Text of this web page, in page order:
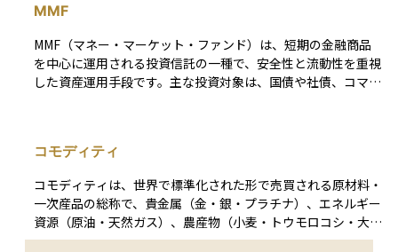
引コストが高くなるため、売買のタイミングには注意が必要で
がりやすく、反対に、取引が活発な市場ではスプレッドが狭く
なる傾向があります。そのため、スプレッドの大きさは、市場
の流動性や取引コストを判断する一つの指標となります。
MMF
MMF（マネー・マーケット・ファンド）は、短期の金融商品
を中心に運用される投資信託の一種で、安全性と流動性を重視
した資産運用手段です。主な投資対象は、国債や社債、コマー
短期的な資金管理に適しています。日本では、かつて円建ての
クから、2017年までに各運用会社が償還を決定し、現在では
提供されていません。一方、外貨建てのMMFは引き続き販売
されており、2025年1月末時点での残高は約2.7兆円と報告さ
コモディティ
コモディティは、世界で標準化された形で売買される原材料・
一次産品の総称で、貴金属（金・銀・プラチナ）、エネルギー
資源（原油・天然ガス）、農産物（小麦・トウモロコシ・大
豆）、産業用金属（銅・アルミニウム）などに分類される。